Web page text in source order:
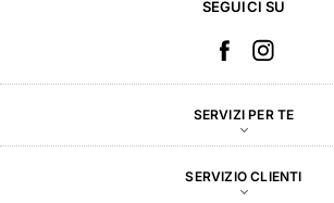
SEGUICI SU
SERVIZI PER TE
SERVIZIO CLIENTI